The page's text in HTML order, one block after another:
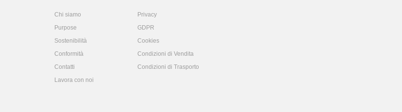
Chi siamo
Privacy
Purpose
GDPR
Sostenibilità
Cookies
Conformità
Condizioni di Vendita
Contatti
Condizioni di Trasporto
Lavora con noi